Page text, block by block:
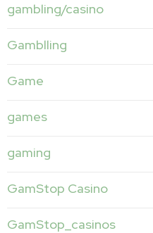
gambling/casino
Gamblling
Game
games
gaming
GamStop Casino
GamStop_casinos